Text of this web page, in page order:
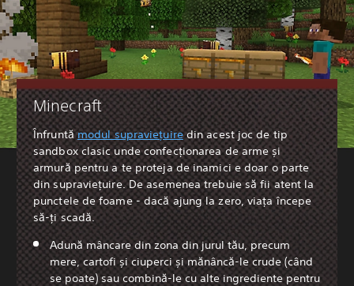
Minecraft
Înfruntămodul supraviețuiredin acest joc de tip
sandbox clasic unde confecționarea de arme și
armură pentru a te proteja de inamici e doar o parte
din supraviețuire. De asemenea trebuie să fii atent la
punctele de foame - dacă ajung la zero, viața începe
să-ți scadă.
Adună mâncare din zona din jurul tău, precum
mere, cartofi și ciuperci și mănâncă-le crude (când
se poate) sau combină-le cu alte ingrediente pentru